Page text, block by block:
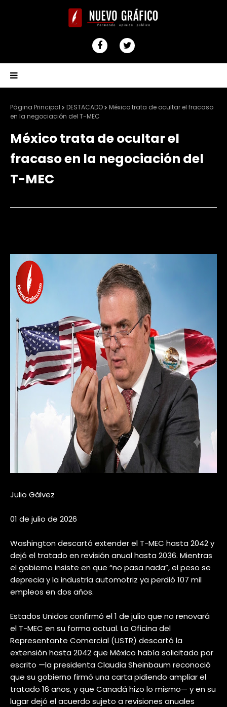
Página Principal DESTACADO
México trata de ocultar el fracaso
en la negociación del T-MEC
México trata de ocultar el
fracaso en la negociación del
T-MEC
Julio Gálvez
01 de julio de 2026
Washington descartó extender el T-MEC hasta 2042 y
dejó el tratado en revisión anual hasta 2036. Mientras
el gobierno insiste en que “no pasa nada”, el peso se
deprecia y la industria automotriz ya perdió 107 mil
empleos en dos años.
Estados Unidos confirmó el 1 de julio que no renovará
el T-MEC en su forma actual. La Oficina del
Representante Comercial (USTR) descartó la
extensión hasta 2042 que México había solicitado por
escrito —la presidenta Claudia Sheinbaum reconoció
que su gobierno firmó una carta pidiendo ampliar el
tratado 16 años, y que Canadá hizo lo mismo— y en su
lugar dejó el acuerdo sujeto a revisiones anuales